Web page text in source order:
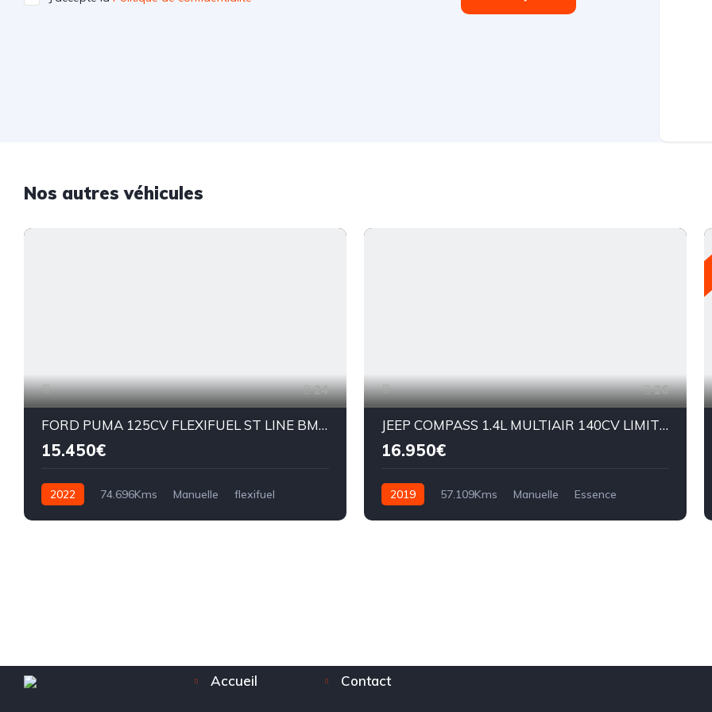
Nos autres véhicules
24
FORD PUMA 125CV FLEXIFUEL ST LINE BM6:
15.450€
2022 74.696Kms Manuelle
flexifuel
26
JEEP COMPASS 1.4L MULTIAIR 140CV LIMITED
16.950€
2019 57.109Kms Manuelle
Essence
Accueil Contact